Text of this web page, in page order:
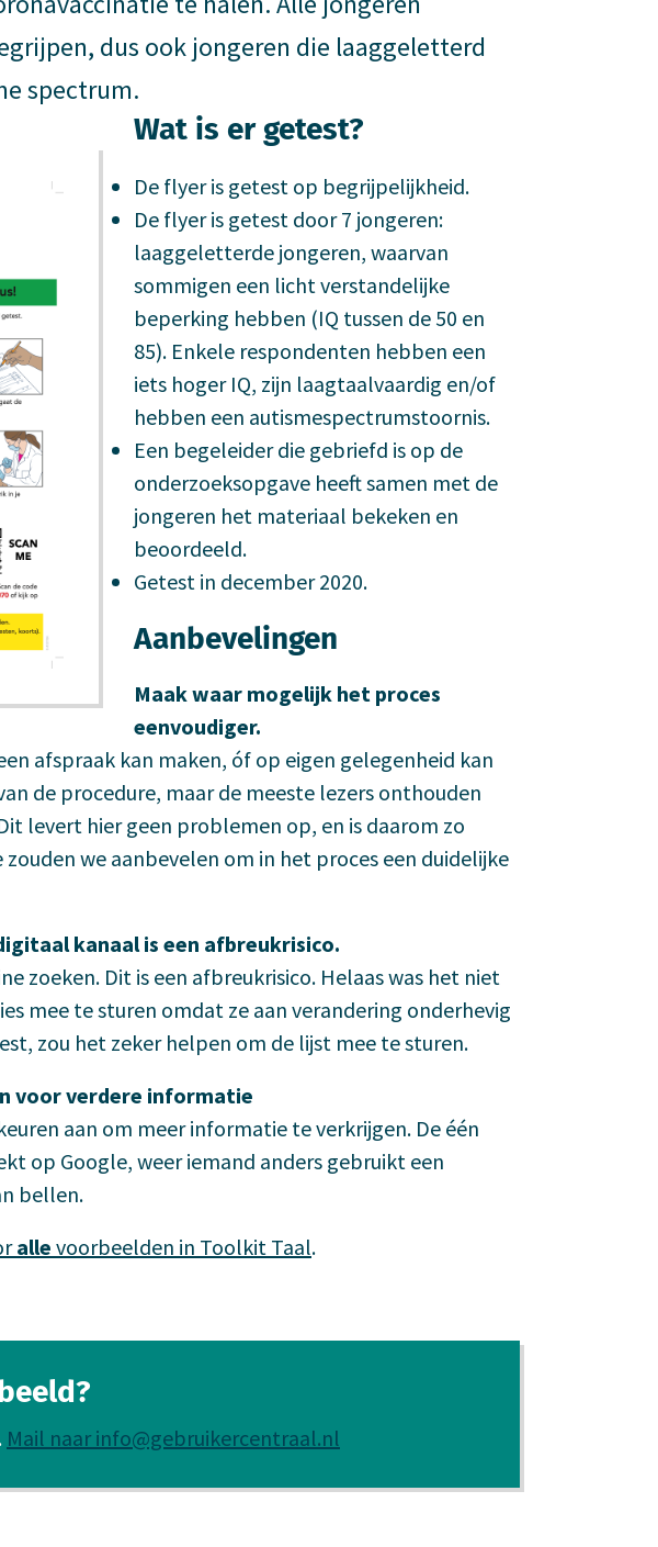
dus ook jongeren die laaggeletterd
spectrum.
Wat is er getest?
De flyer is getest op begrijpelijkheid.
De flyer is getest door 7 jongeren:
laaggeletterde jongeren, waarvan
sommigen een licht verstandelijke
beperking hebben (IQ tussen de 50 en
85). Enkele respondenten hebben een
iets hoger IQ, zijn laagtaalvaardig en/of
hebben een autismespectrumstoornis.
Een begeleider die gebriefd is op de
onderzoeksopgave heeft samen met de
jongeren het materiaal bekeken en
beoordeeld.
Getest in december 2020.
Aanbevelingen
Maak waar mogelijk het proces
eenvoudiger.
afspraak kan maken, óf op eigen gelegenheid kan
de procedure, maar de meeste lezers onthouden
levert hier geen problemen op, en is daarom zo
we aanbevelen om in het proces een duidelijke
kanaal is een afbreukrisico.
zoeken. Dit is een afbreukrisico. Helaas was het niet
mee te sturen omdat ze aan verandering onderhevig
zou het zeker helpen om de lijst mee te sturen.
voor verdere informatie
aan om meer informatie te verkrijgen. De één
op Google, weer iemand anders gebruikt een
bellen.
alle voorbeelden in Toolkit Taal.
Mail naar info@gebruikercentraal.nl